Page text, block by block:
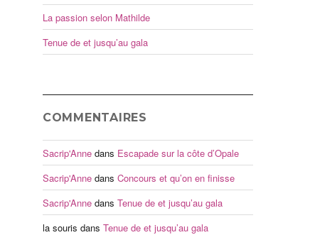
La passion selon Mathilde
Tenue de et jusqu’au gala
COMMENTAIRES
Sacrip'Annedans Escapade sur la côte d’Opale
Sacrip'Annedans Concours et qu’on en finisse
Sacrip'Annedans Tenue de et jusqu’au gala
la souris dans Tenue de et jusqu’au gala